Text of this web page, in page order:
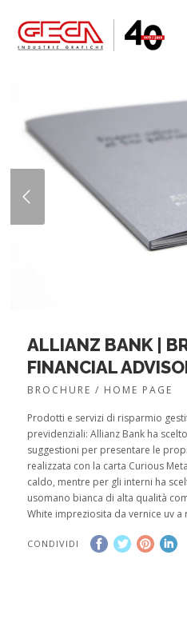
ALLIANZ BANK |
FINANCIAL
BROCHURE / HOME PAGE
Prodotti e servizi di risparmio
previdenziali: Allianz Bank ha
suggestioni per presentare le
realizzata con la carta Curious
caldo, mentre per gli interni ha
usomano bianca di alta qualità
White impreziosita da vernice uv a
CONDIVIDI